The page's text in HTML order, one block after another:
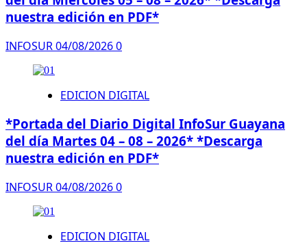
nuestra edición en PDF*
INFOSUR04/08/20260
EDICION DIGITAL
*Portada del Diario Digital InfoSur Guayana
del día Martes 04 – 08 – 2026* *Descarga
nuestra edición en PDF*
INFOSUR04/08/20260
EDICION DIGITAL